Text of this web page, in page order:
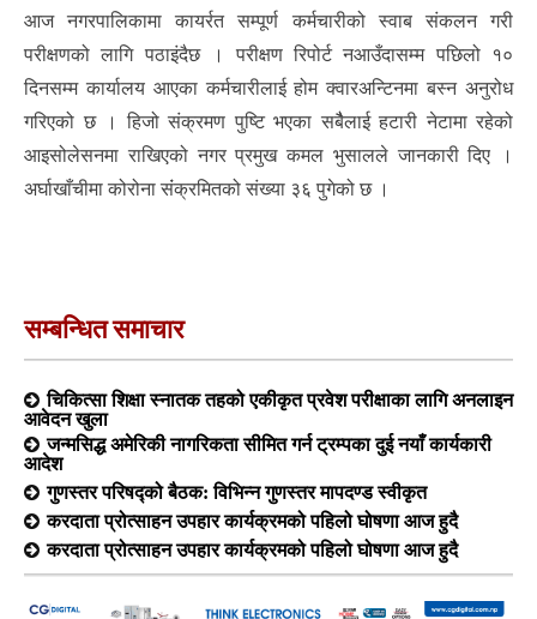
आज नगरपालिकामा कायर्रत सम्पूर्ण कर्मचारीको स्वाब संकलन गरी
परीक्षणको लागि पठाइंदैछ । परीक्षण रिपोर्ट नआउँदासम्म पछिलो १०
दिनसम्म कार्यालय आएका कर्मचारीलाई होम क्वारअन्टिनमा बस्न अनुरोध
गरिएको छ । हिजो संक्रमण पुष्टि भएका सबैैलाई हटारी नेटामा रहेको
आइसोलेसनमा राखिएको नगर प्रमुख कमल भुसालले जानकारी दिए ।
अर्घाखाँचीमा कोरोना संंक्रमितको संख्या ३६ पुगेको छ ।
सम्बन्धित समाचार
चिकित्सा शिक्षा स्नातक तहको एकीकृत प्रवेश परीक्षाका लागि अनलाइन
आवेदन खुला
जन्मसिद्ध अमेरिकी नागरिकता सीमित गर्न ट्रम्पका दुई नयाँ कार्यकारी
आदेश
गुणस्तर परिषद्को बैठक: विभिन्न गुणस्तर मापदण्ड स्वीकृत
करदाता प्रोत्साहन उपहार कार्यक्रमको पहिलो घोषणा आज हुदै
करदाता प्रोत्साहन उपहार कार्यक्रमको पहिलो घोषणा आज हुदै